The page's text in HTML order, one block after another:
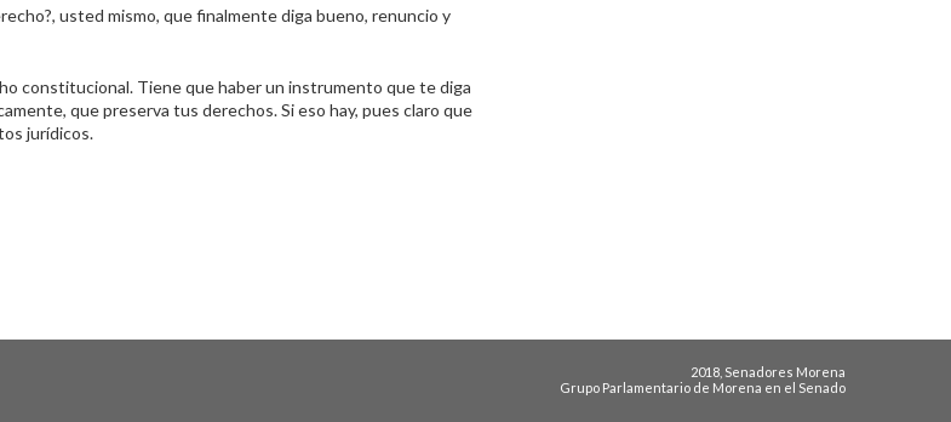
usted mismo, que finalmente diga bueno, renuncio y
constitucional. Tiene que haber un instrumento que te diga
que preserva tus derechos. Si eso hay, pues claro que
jurídicos.
2018, Senadores Morena
Grupo Parlamentario de Morena en el Senado